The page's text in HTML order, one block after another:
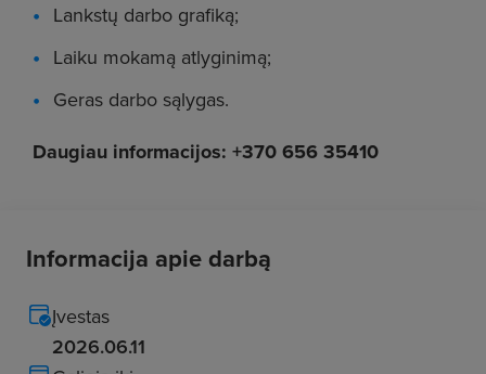
Lankstų darbo grafiką;
Laiku mokamą atlyginimą;
Geras darbo sąlygas.
Daugiau informacijos: +370 656 35410
Informacija apie darbą
Įvestas
2026.06.11